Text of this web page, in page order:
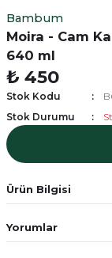
Bambum
Moira - Cam
640 ml
₺ 450
Stok Kodu
Stok Durumu
Ürün Bilgisi
Yorumlar